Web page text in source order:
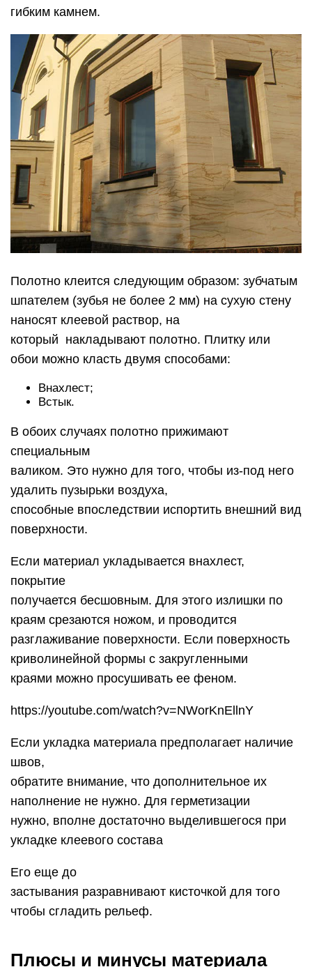
гибким камнем.
Полотно клеится следующим образом: зубчатым
шпателем (зубья не более 2 мм) на сухую стену
наносят клеевой раствор, на
который накладывают полотно. Плитку или
обои можно класть двумя способами:
Внахлест;
Встык.
В обоих случаях полотно прижимают
специальным
валиком. Это нужно для того, чтобы из-под него
удалить пузырьки воздуха,
способные впоследствии испортить внешний вид
поверхности.
Если материал укладывается внахлест,
покрытие
получается бесшовным. Для этого излишки по
краям срезаются ножом, и проводится
разглаживание поверхности. Если поверхность
криволинейной формы с закругленными
краями можно просушивать ее феном.
https://youtube.com/watch?v=NWorKnEllnY
Если укладка материала предполагает наличие
швов,
обратите внимание, что дополнительное их
наполнение не нужно. Для герметизации
нужно, вполне достаточно выделившегося при
укладке клеевого состава
Его еще до
застывания разравнивают кисточкой для того
чтобы сгладить рельеф.
Плюсы и минусы материала